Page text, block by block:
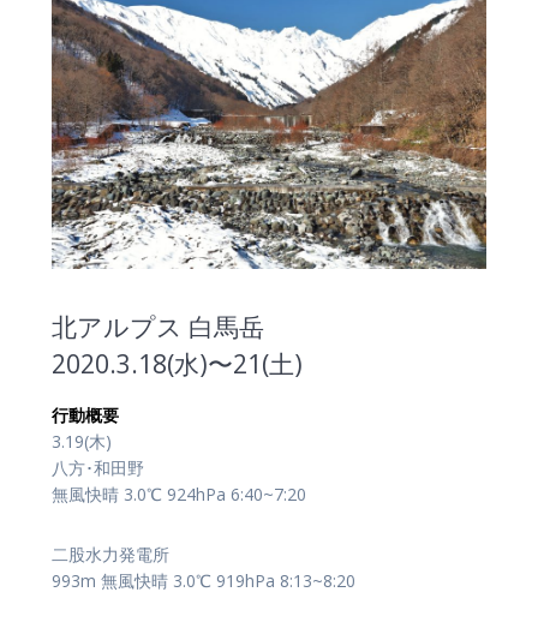
北アルプス 白馬岳
2020.3.18(水)〜21(土)
行動概要
3.19(木)
八方･和田野
無風快晴 3.0℃ 924hPa 6:40~7:20
二股水力発電所
993m 無風快晴 3.0℃ 919hPa 8:13~8:20